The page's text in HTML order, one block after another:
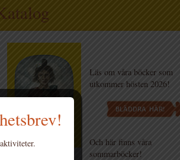
Läs om våra böcker som
utkommer hösten 2026!
BLÄDDRA HÄR!
Och här finns våra
sommarböcker!